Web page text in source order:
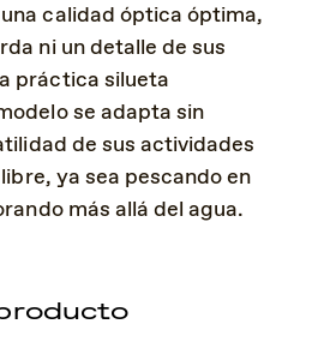
calidad óptica óptima,
ni un detalle de sus
práctica silueta
se adapta sin
de sus actividades
ya sea pescando en
más allá del agua.